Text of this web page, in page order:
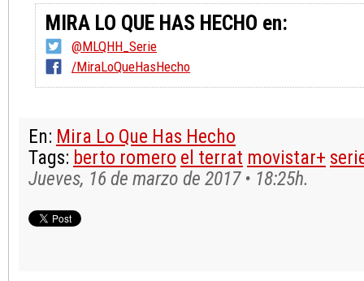
MIRA LO QUE HAS HECHO en:
@MLQHH_Serie
/MiraLoQueHasHecho
En: Mira Lo Que Has Hecho
Tags: berto romero el terrat movistar+
Jueves, 16 de marzo de 2017 • 18:25h.